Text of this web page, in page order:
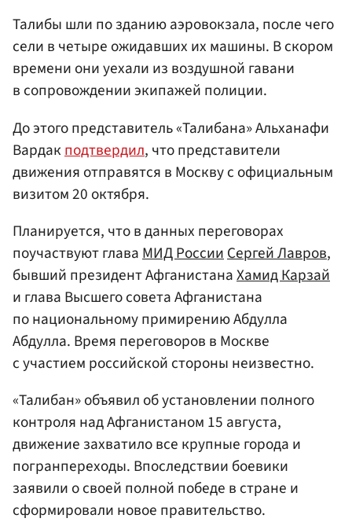
Талибы шли по зданию аэровокзала, после чего
сели в четыре ожидавших их машины. В скором
времени они уехали из воздушной гавани
в сопровождении экипажей полиции.
До этого представитель «Талибана» Альханафи
Вардак подтвердил, что представители
движения отправятся в Москву с официальным
визитом 20 октября.
Планируется, что в данных переговорах
поучаствуют главаМИД РоссииСергей Лавров,
бывший президент АфганистанаХамид Карзай
и глава Высшего совета Афганистана
по национальному примирению Абдулла
Абдулла. Время переговоров в Москве
с участием российской стороны неизвестно.
«Талибан» объявил об установлении полного
контроля над Афганистаном 15 августа,
движение захватило все крупные города и
погранпереходы. Впоследствии боевики
заявили о своей полной победе в стране и
сформировали новое правительство.